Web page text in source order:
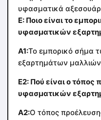
υφασματικά
Ε: Ποιο είναι το
υφασματικών
Α1:Το εμπορικό σήμα
εξαρτημάτων μαλλιών
Ε2: Πού είναι ο τόπος
υφασματικών
Α2:Ο τόπος